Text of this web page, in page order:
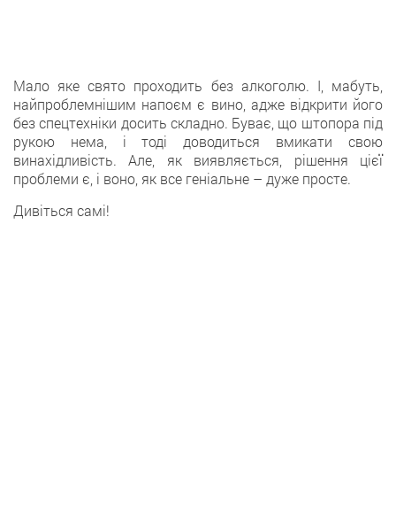
Мало яке свято проходить без алкоголю. І, мабуть,
найпроблемнішим напоєм є вино, адже відкрити його
без спецтехніки досить складно. Буває, що штопора під
рукою нема, і тоді доводиться вмикати свою
винахідливість. Але, як виявляється, рішення цієї
проблеми є, і воно, як все геніальне – дуже просте.
Дивіться самі!